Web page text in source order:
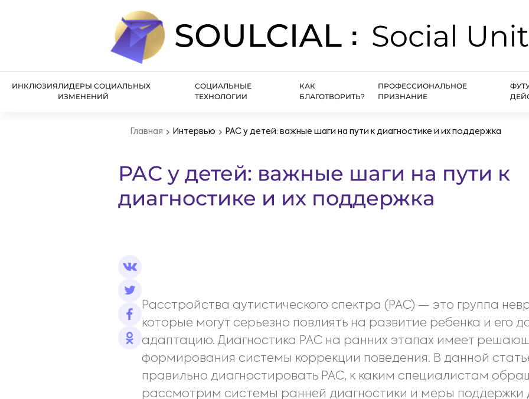
ИНКЛЮЗИЯЛИДЕРЫ СОЦИАЛЬНЫХ
ИЗМЕНЕНИЙ
СОЦИАЛЬНЫЕ
ТЕХНОЛОГИИ
КАК
БЛАГОТВОРИТЬ?
ПРОФЕССИОНАЛЬНОЕ
ПРИЗНАНИЕ
Главная Интервью РАС у детей: важные шаги на пути к диагностике и их поддержка
РАС у детей: важные шаги на пути к
диагностике и их поддержка
Расстройства аутистического спектра (РАС) — это группа
которые могут серьезно повлиять на развитие ребенка и его
адаптацию. Диагностика РАС на ранних этапах имеет
формирования системы коррекции поведения. В данной
правильно диагностировать РАС, к каким специалистам
рассмотрим системы ранней диагностики и меры поддержки